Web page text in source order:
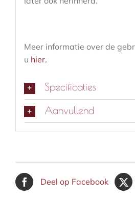
Meer informatie over de
u hier.
Specificaties
Aanvullend
Deel op Facebook